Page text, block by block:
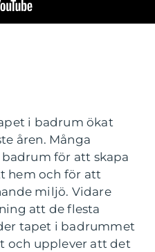
i badrum ökat
åren. Många
för att skapa
hem och för att
miljö. Vidare
att de flesta
tapet i badrummet
och upplever att det